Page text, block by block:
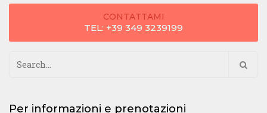
CONTATTAMI
TEL: +39 349 3239199
per:
Per informazioni e prenotazioni